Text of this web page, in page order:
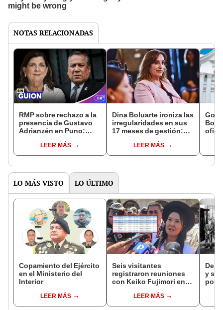
NOTAS RELACIONADAS
RMP sobre rechazo a la
presencia de Gustavo
Adrianzén en Puno:
presenta"LEER MÁS
Dina Boluarte ironiza las
irregularidades en sus
17 meses de gestión:
los días"LEER MÁS
LO MÁS VISTO LO ÚLTIMO
Copamiento del Ejército
en el Ministerio del
Interior
LEER MÁS
Seis visitantes
registraron reuniones
con Keiko Fujimori en
presidenta se
encontraba en Junín
LEER MÁS
De
y
por